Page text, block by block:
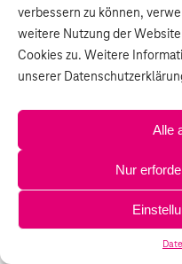
verbessern zu können,
weitere Nutzung der
Cookies zu. Weitere
unserer
Alle
Nur